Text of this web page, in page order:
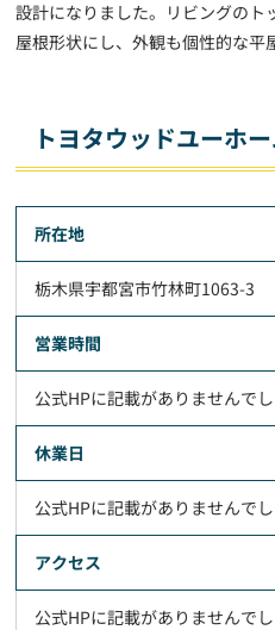
設計になりました。リビングのト
屋根形状にし、外観も個性的な平
トヨタウッドユーホ
所在地
栃木県宇都宮市竹林町1063-3
営業時間
公式HPに記載がありませんでし
休業日
公式HPに記載がありませんでし
アクセス
公式HPに記載がありませんでし